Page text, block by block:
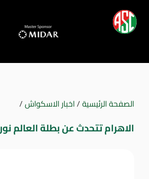
الصفحة الرئيسية/اخبار الاسكواش/
الاهرام تتحدث عن بطلة العالم